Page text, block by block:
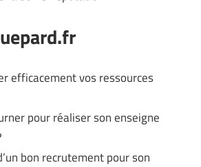
efficacement vos ressources
pour réaliser son enseigne
bon recrutement pour son